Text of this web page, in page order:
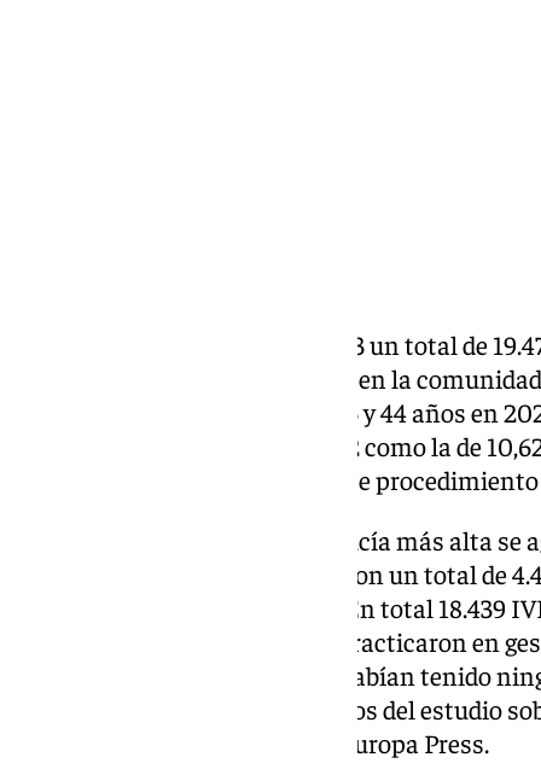
Andalucía ha registrado en 2023 un total de
(IVE). La tasa IVE en la
por cada 1.000 mujeres entre 15 y 44 años en
tasa de 12,05 registrada en 2022 como la de
aumento en la incidencia de este
La tasa de incidencia en Andalucía más alta se
20 a 24 años y de 25 a 29 años, con un total de
voluntarias, respectivamente. En total 18.439
mujer, mientras que 14.851 se practicaron en
semanas y 12.230 mujeres no habían tenido
según reflejan los datos extraídos del estudio
durante 2023, consultado por Europa Press.